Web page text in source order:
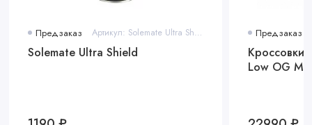
Предзаказ Артикул: Solemate Ultra Shield
Solemate Ultra Shield
Предзаказ
Кроссовки
Low OG